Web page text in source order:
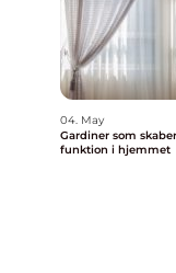
04. May
Gardiner som
funktion i hjemmet